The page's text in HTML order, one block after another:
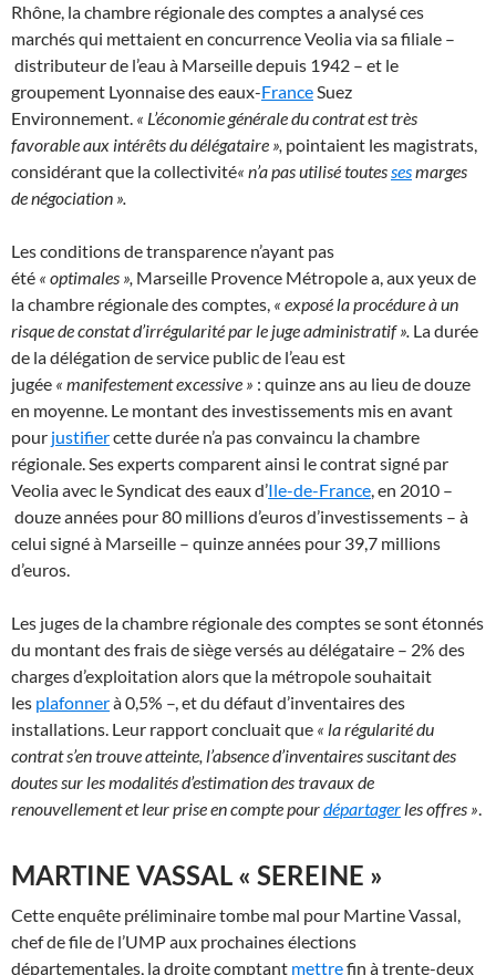
Rhône, la chambre régionale des comptes a analysé ces
marchés qui mettaient en concurrence Veolia via sa filiale –
distributeur de l’eau à Marseille depuis 1942 – et le
groupement Lyonnaise des eaux-FranceSuez
Environnement. « L’économie générale du contrat est très
favorable aux intérêts du délégataire », pointaient les magistrats,
considérant que la collectivité« n’a pas utilisé toutessesmarges
de négociation ».
Les conditions de transparence n’ayant pas
été « optimales », Marseille Provence Métropole a, aux yeux de
la chambre régionale des comptes, « exposé la procédure à un
risque de constat d’irrégularité par le juge administratif ». La durée
de la délégation de service public de l’eau est
jugée « manifestement excessive » : quinze ans au lieu de douze
en moyenne. Le montant des investissements mis en avant
pour justifiercette durée n’a pas convaincu la chambre
régionale. Ses experts comparent ainsi le contrat signé par
Veolia avec le Syndicat des eaux d’Ile-de-France, en 2010 –
douze années pour 80 millions d’euros d’investissements – à
celui signé à Marseille – quinze années pour 39,7 millions
d’euros.
Les juges de la chambre régionale des comptes se sont étonnés
du montant des frais de siège versés au délégataire – 2% des
charges d’exploitation alors que la métropole souhaitait
les plafonnerà 0,5% –, et du défaut d’inventaires des
installations. Leur rapport concluait que « la régularité du
contrat s’en trouve atteinte, l’absence d’inventaires suscitant des
doutes sur les modalités d’estimation des travaux de
renouvellement et leur prise en compte pourdépartager les offres ».
MARTINE VASSAL « SEREINE »
Cette enquête préliminaire tombe mal pour Martine Vassal,
chef de file de l’UMP aux prochaines élections
départementales, la droite comptant mettrefin à trente-deux